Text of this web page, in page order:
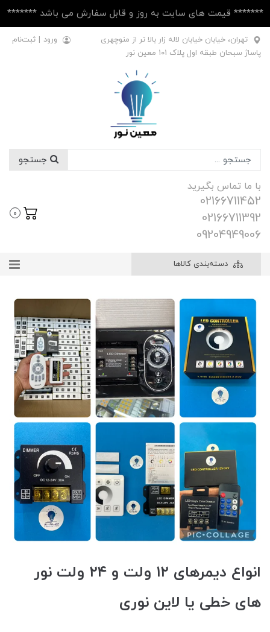
******* قیمت های سایت به روز و قابل سفارش می باشد *******
تهران، خیابان خیابان لاله زار بالا تر از منوچهری
پاساژ سبحان طبقه اول پلاک ۱۰1 معین نور
ورود | ثبت‌نام
با ما تماس بگیرید
02166711452
02166711392
09204949006
0
دسته‌بندی کالاها
انواع دیمرهای ۱۲ ولت و ۲۴ ولت نور
های خطی یا لاین نوری